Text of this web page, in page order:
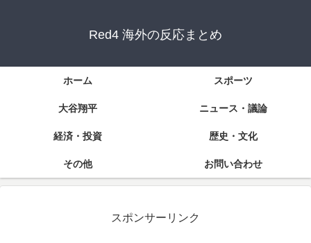
Red4 海外の反応まとめ
ホーム スポーツ
大谷翔平 ニュース・議論
経済・投資 歴史・文化
その他 お問い合わせ
スポンサーリンク